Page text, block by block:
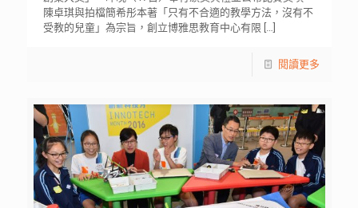
陳卓琪與拍檔簡希彤本著「只有不合適的教學方法，沒有不
受教的兒童」為宗旨，創立博雅思教育中心有限 […]
閱讀更多